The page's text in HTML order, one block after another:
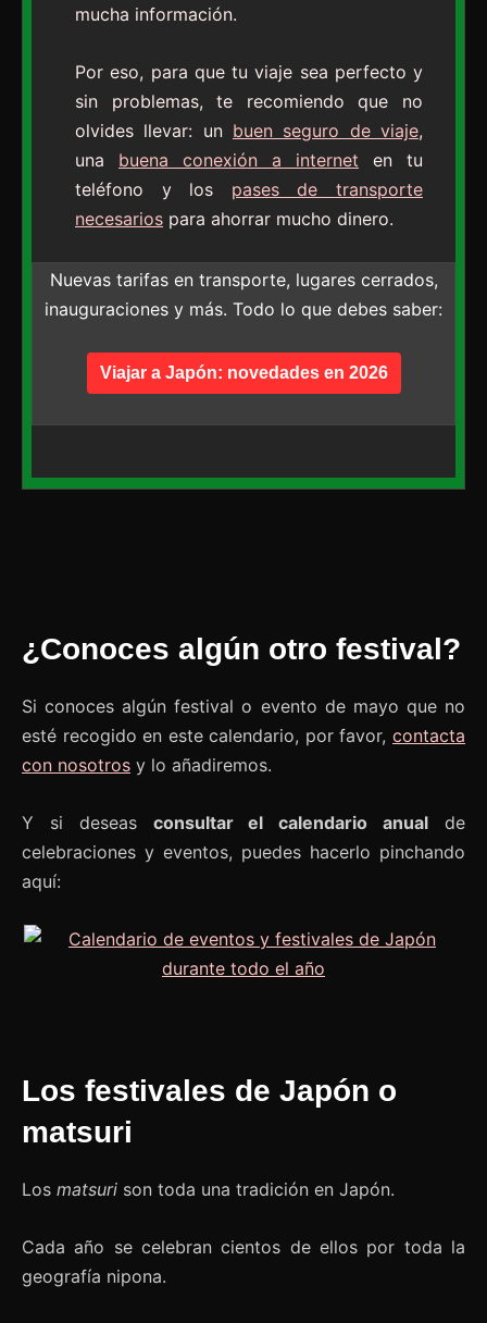
mucha información.
Por eso, para que tu viaje sea perfecto y
sin problemas, te recomiendo que no
olvides llevar: un buen seguro de viaje,
una
buena conexión a internet
en tu
teléfono y los
pases de transporte
necesarios para ahorrar mucho dinero.
Nuevas tarifas en transporte, lugares cerrados,
inauguraciones y más. Todo lo que debes saber:
Viajar a Japón: novedades en 2026
¿Conoces algún otro festival?
Si conoces algún festival o evento de mayo que no
esté recogido en este calendario, por favor, contacta
con nosotros y lo añadiremos.
Y si deseas consultar el calendario anual de
celebraciones y eventos, puedes hacerlo pinchando
aquí:
Los festivales de Japón o
matsuri
Los matsuri son toda una tradición en Japón.
Cada año se celebran cientos de ellos por toda la
geografía nipona.